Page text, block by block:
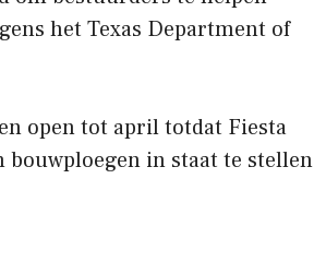
het Texas Department of
open tot april totdat Fiesta
in staat te stellen